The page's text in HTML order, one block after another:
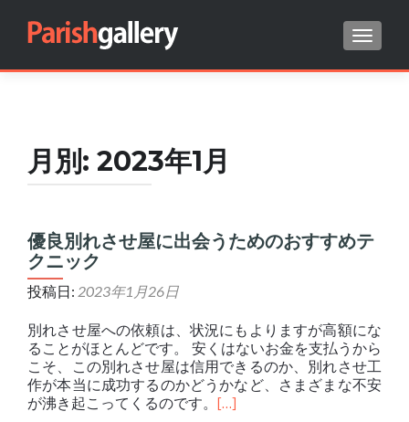
ナビゲ
月別: 2023年1月
優良別れさせ屋に出会うためのおすすめテ
クニック
投稿日: 2023年1月26日
別れさせ屋への依頼は、状況にもよりますが高額にな
ることがほとんどです。 安くはないお金を支払うから
こそ、この別れさせ屋は信用できるのか、別れさせ工
作が本当に成功するのかどうかなど、さまざまな不安
が沸き起こってくるのです。 […]